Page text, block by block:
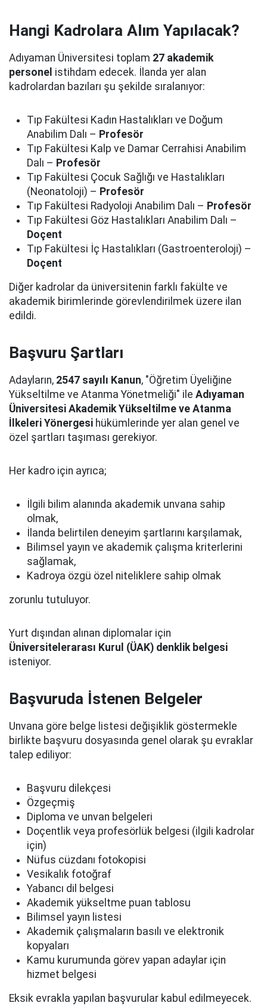
Hangi Kadrolara Alım Yapılacak?
Adıyaman Üniversitesi toplam 27 akademik
personel istihdam edecek. İlanda yer alan
kadrolardan bazıları şu şekilde sıralanıyor:
Tıp Fakültesi Kadın Hastalıkları ve Doğum
Anabilim Dalı – Profesör
Tıp Fakültesi Kalp ve Damar Cerrahisi Anabilim
Dalı – Profesör
Tıp Fakültesi Çocuk Sağlığı ve Hastalıkları
(Neonatoloji) – Profesör
Tıp Fakültesi Radyoloji Anabilim Dalı – Profesör
Tıp Fakültesi Göz Hastalıkları Anabilim Dalı –
Doçent
Tıp Fakültesi İç Hastalıkları (Gastroenteroloji) –
Doçent
Diğer kadrolar da üniversitenin farklı fakülte ve
akademik birimlerinde görevlendirilmek üzere ilan
edildi.
Başvuru Şartları
Adayların, 2547 sayılı Kanun, "Öğretim Üyeliğine
Yükseltilme ve Atanma Yönetmeliği" ile Adıyaman
Üniversitesi Akademik Yükseltilme ve Atanma
İlkeleri Yönergesi hükümlerinde yer alan genel ve
özel şartları taşıması gerekiyor.
Her kadro için ayrıca;
İlgili bilim alanında akademik unvana sahip
olmak,
İlanda belirtilen deneyim şartlarını karşılamak,
Bilimsel yayın ve akademik çalışma kriterlerini
sağlamak,
Kadroya özgü özel niteliklere sahip olmak
zorunlu tutuluyor.
Yurt dışından alınan diplomalar için
Üniversitelerarası Kurul (ÜAK) denklik belgesi
isteniyor.
Başvuruda İstenen Belgeler
Unvana göre belge listesi değişiklik göstermekle
birlikte başvuru dosyasında genel olarak şu evraklar
talep ediliyor:
Başvuru dilekçesi
Özgeçmiş
Diploma ve unvan belgeleri
Doçentlik veya profesörlük belgesi (ilgili kadrolar
için)
Nüfus cüzdanı fotokopisi
Vesikalık fotoğraf
Yabancı dil belgesi
Akademik yükseltme puan tablosu
Bilimsel yayın listesi
Akademik çalışmaların basılı ve elektronik
kopyaları
Kamu kurumunda görev yapan adaylar için
hizmet belgesi
Eksik evrakla yapılan başvurular kabul edilmeyecek.